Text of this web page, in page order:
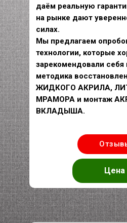
даём реальную
на рынке дают
силах.
Мы предлагаем
технологии, которые
зарекомендовали себя
методика
ЖИДКОГО АКРИЛА,
МРАМОРА и монтаж
ВКЛАДЫША.
Цена